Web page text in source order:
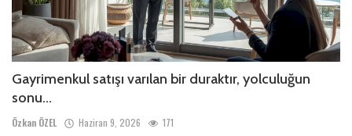
Gayrimenkul satışı varılan bir duraktır, yolculuğun
sonu...
Özkan ÖZEL Haziran 9, 2026 171